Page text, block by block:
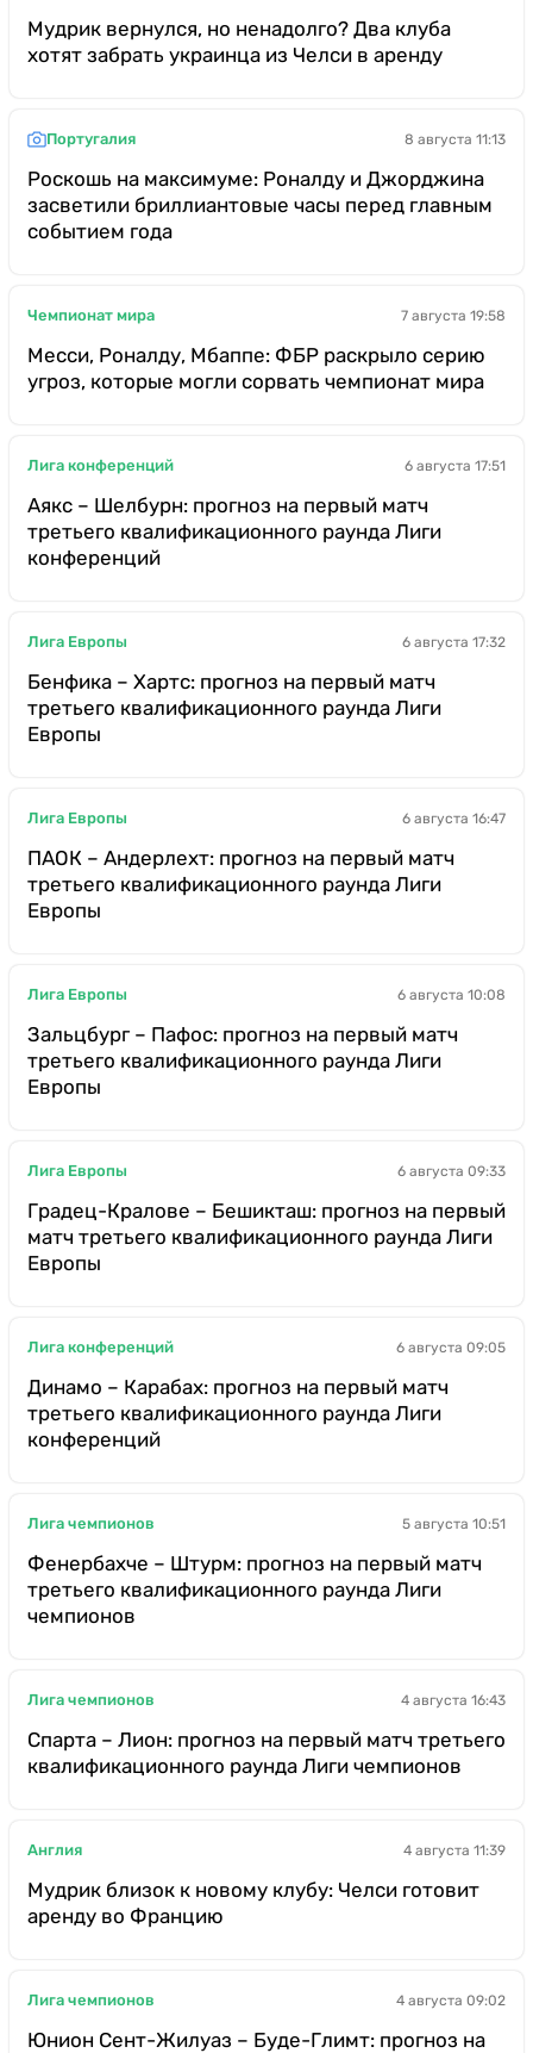
Мудрик вернулся, но ненадолго? Два клуба
хотят забрать украинца из Челси в аренду
Португалия 8 августа 11:13
Роскошь на максимуме: Роналду и Джорджина
засветили бриллиантовые часы перед главным
событием года
Чемпионат мира 7 августа 19:58
Месси, Роналду, Мбаппе: ФБР раскрыло серию
угроз, которые могли сорвать чемпионат мира
Лига конференций 6 августа 17:51
Аякс – Шелбурн: прогноз на первый матч
третьего квалификационного раунда Лиги
конференций
Лига Европы 6 августа 17:32
Бенфика – Хартс: прогноз на первый матч
третьего квалификационного раунда Лиги
Европы
Лига Европы 6 августа 16:47
ПАОК – Андерлехт: прогноз на первый матч
третьего квалификационного раунда Лиги
Европы
Лига Европы 6 августа 10:08
Зальцбург – Пафос: прогноз на первый матч
третьего квалификационного раунда Лиги
Европы
Лига Европы 6 августа 09:33
Градец-Кралове – Бешикташ: прогноз на первый
матч третьего квалификационного раунда Лиги
Европы
Лига конференций 6 августа 09:05
Динамо – Карабах: прогноз на первый матч
третьего квалификационного раунда Лиги
конференций
Лига чемпионов 5 августа 10:51
Фенербахче – Штурм: прогноз на первый матч
третьего квалификационного раунда Лиги
чемпионов
Лига чемпионов 4 августа 16:43
Спарта – Лион: прогноз на первый матч третьего
квалификационного раунда Лиги чемпионов
Англия 4 августа 11:39
Мудрик близок к новому клубу: Челси готовит
аренду во Францию
Лига чемпионов 4 августа 09:02
Юнион Сент-Жилуаз – Буде-Глимт: прогноз на